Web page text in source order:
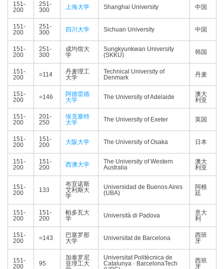
151-
200
251-
300
上海大学 Shanghai University 中国
151-
200
251-
300
四川大学 Sichuan University 中国
151-
200
251-
300
成均馆大
学
Sungkyunkwan University
(SKKU)
韩国
151-
200
=114
丹麦理工
大学
Technical University of
Denmark
丹麦
151-
200
=146
阿德雷德
大学
The University of Adelaide
澳大
利亚
151-
200
201-
250
埃克塞特
大学
The University of Exeter 英国
151-
200
151-
200
大阪大学 The University of Osaka 日本
151-
200
151-
200
西澳大学
The University of Western
Australia
澳大
利亚
151-
200
133
布宜诺斯
艾利斯大
学
Universidad de Buenos Aires
(UBA)
阿根
廷
151-
200
151-
200
帕多瓦大
学
Università di Padova
意大
利
151-
200
=143
巴塞罗那
大学
Universitat de Barcelona
西班
牙
151-
200
95
加泰罗尼
亚理工大
Universitat Politècnica de
Catalunya · BarcelonaTech
西班
牙